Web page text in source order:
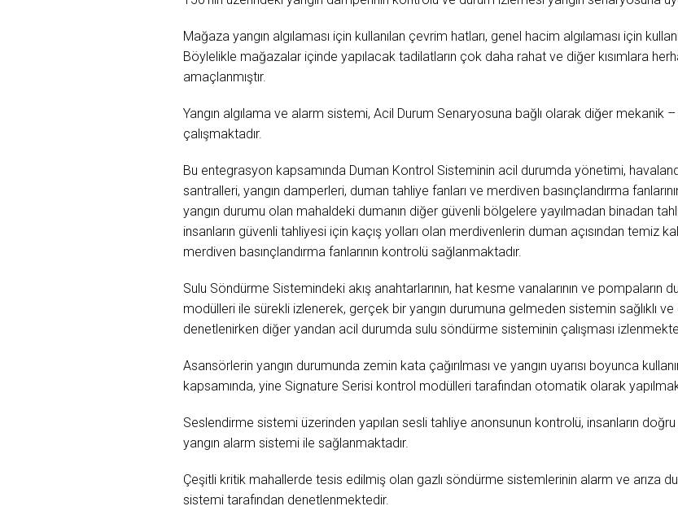
Mağaza yangın algılaması için kullanılan çevrim hatları, genel hacim algılaması için
Böylelikle mağazalar içinde yapılacak tadilatların çok daha rahat ve diğer kısımlara
amaçlanmıştır.
Yangın algılama ve alarm sistemi, Acil Durum Senaryosuna bağlı olarak diğer
çalışmaktadır.
Bu entegrasyon kapsamında Duman Kontrol Sisteminin acil durumda yönetimi,
santralleri, yangın damperleri, duman tahliye fanları ve merdiven basınçlandırma
yangın durumu olan mahaldeki dumanın diğer güvenli bölgelere yayılmadan binadan
insanların güvenli tahliyesi için kaçış yolları olan merdivenlerin duman açısından temiz
merdiven basınçlandırma fanlarının kontrolü sağlanmaktadır.
Sulu Söndürme Sistemindeki akış anahtarlarının, hat kesme vanalarının ve pompaların
modülleri ile sürekli izlenerek, gerçek bir yangın durumuna gelmeden sistemin sağlıklı ve
denetlenirken diğer yandan acil durumda sulu söndürme sisteminin çalışması
Asansörlerin yangın durumunda zemin kata çağırılması ve yangın uyarısı boyunca
kapsamında, yine Signature Serisi kontrol modülleri tarafından otomatik olarak
Seslendirme sistemi üzerinden yapılan sesli tahliye anonsunun kontrolü, insanların
yangın alarm sistemi ile sağlanmaktadır.
Çeşitli kritik mahallerde tesis edilmiş olan gazlı söndürme sistemlerinin alarm ve arıza
sistemi tarafından denetlenmektedir.